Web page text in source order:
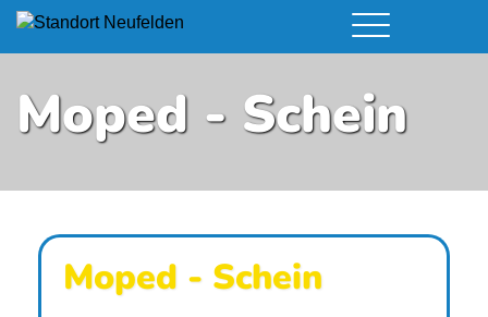
Moped
A - Scheine + Code 111
BE - Schein + Code 96
F - Schein
Team
Kursorte
Walding
Kontakt
Moped - Schein
Moped - Schein